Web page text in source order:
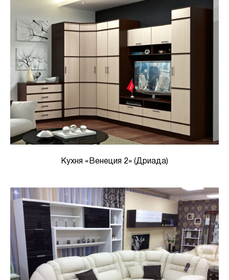
Кухня «Венеция 2» (Дриада)